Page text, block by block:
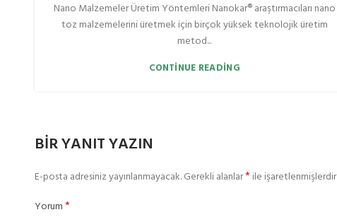
Nano Malzemeler Üretim Yöntemleri Nanokar® araştırmacıları nano
toz malzemelerini üretmek için birçok yüksek teknolojik üretim
metod...
CONTINUE READING
BIR YANIT YAZIN
E-posta adresiniz yayınlanmayacak.Gerekli alanlar*ile işaretlenmişlerdir
Yorum*